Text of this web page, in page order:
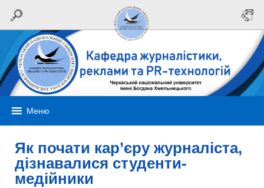
Меню
Як почати кар’єру журналіста,
дізнавалися студенти-
медійники